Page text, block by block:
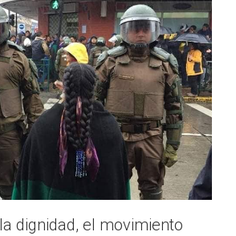
dignidad, el movimiento